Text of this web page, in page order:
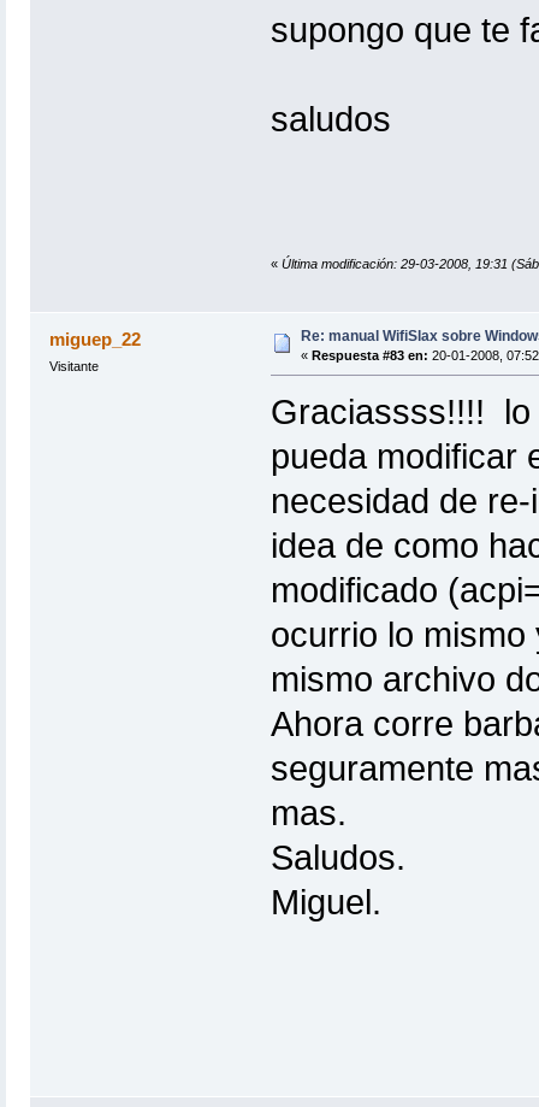
supongo que te
saludos
« Última modificación: 29-03-2008, 19:31
miguep_22
Visitante
Re: manual WifiSlax sobre
« Respuesta #83 en: 20-01-2008,
Graciassss!!!! lo
pueda modificar
necesidad de
idea de como
modificado
ocurrio lo mismo
mismo archivo
Ahora corre
seguramente
mas.
Saludos.
Miguel.